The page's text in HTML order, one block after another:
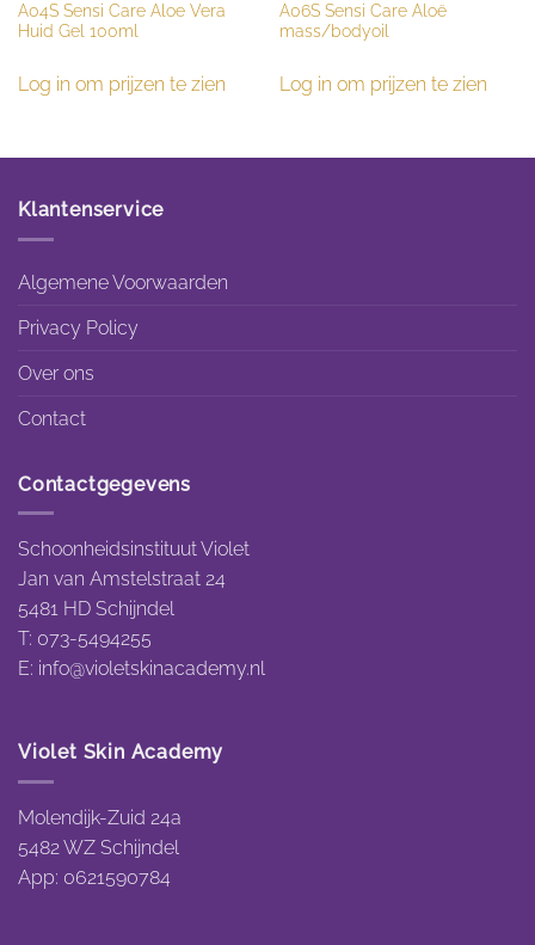
A04S Sensi Care Aloe Vera
Huid Gel 100ml
Log in om prijzen te zien
A06S Sensi Care Aloë
mass/bodyoil
Log in om prijzen te zien
Klantenservice
Algemene Voorwaarden
Privacy Policy
Over ons
Contact
Contactgegevens
Schoonheidsinstituut Violet
Jan van Amstelstraat 24
5481 HD Schijndel
T: 073-5494255
E: info@violetskinacademy.nl
Violet Skin Academy
Molendijk-Zuid 24a
5482 WZ Schijndel
App: 0621590784